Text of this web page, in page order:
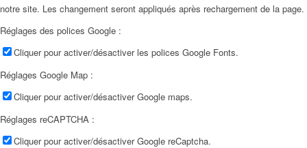
notre site. Les changement seront appliqués après rechargement de la page.
Réglages des polices Google :
Cliquer pour activer/désactiver les polices Google Fonts.
Réglages Google Map :
Cliquer pour activer/désactiver Google maps.
Réglages reCAPTCHA :
Cliquer pour activer/désactiver Google reCaptcha.